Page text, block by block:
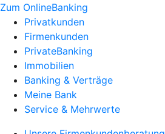
Zum OnlineBanking
Privatkunden
Firmenkunden
PrivateBanking
Immobilien
Banking & Verträge
Meine Bank
Service & Mehrwerte